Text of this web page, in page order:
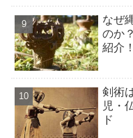
なぜ
のか
紹介！
剣術
児・
ド